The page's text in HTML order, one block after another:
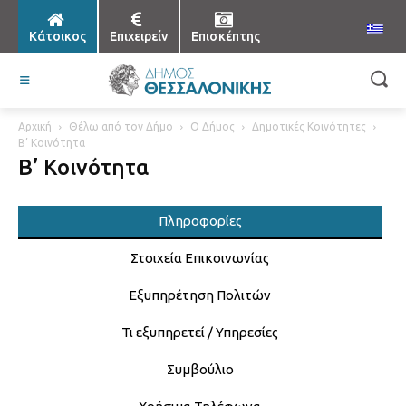
Κάτοικος Επιχειρείν Επισκέπτης
Αρχική Θέλω από τον Δήμο Ο Δήμος
Δημοτικές Κοινότητες
Β’ Κοινότητα
Β’ Κοινότητα
Πληροφορίες
Στοιχεία Επικοινωνίας
Εξυπηρέτηση Πολιτών
Τι εξυπηρετεί / Υπηρεσίες
Συμβούλιο